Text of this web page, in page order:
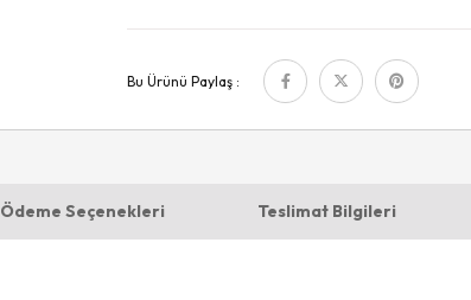
Bu Ürünü Paylaş :
Ödeme Seçenekleri Teslimat Bilgileri